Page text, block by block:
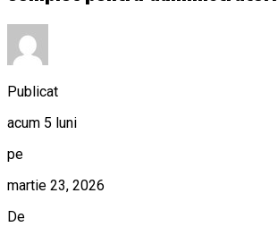
Publicat
acum 5 luni
pe
martie 23, 2026
De